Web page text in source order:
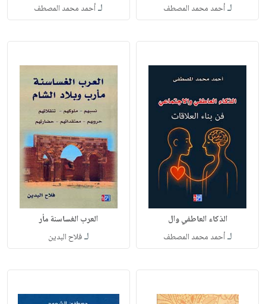
لـأحمد محمد المصطف لـأحمد محمد المصطف
الذكاء العاطفي وال
لـأحمد محمد المصطف
العرب الغساسنة مأر
لـفلاح البدين